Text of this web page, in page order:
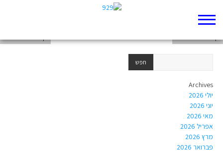
Archives
יולי 2026
יוני 2026
מאי 2026
אפריל 2026
מרץ 2026
פברואר 2026